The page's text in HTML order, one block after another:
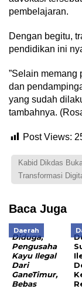
pembelajaran.
Dengan begitu,
pendidikan ini
”Selain memang
dan
yang sudah
tambahnya.
Post Views:
Kabid Dikdas
Transformasi
Baca Juga
Daerah
Diduga,
Pengusaha
Kayu Ilegal
Dari
GaneTimur,
Bebas